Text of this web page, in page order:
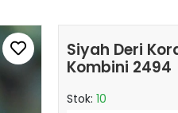
Siyah Deri
Kombini 2494
Stok: 10